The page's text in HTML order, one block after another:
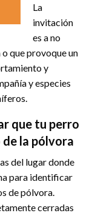
La
invitación
es a no
que provoque un
y
y especies
que tu perro
la pólvora
del lugar donde
para identificar
de pólvora.
cerradas